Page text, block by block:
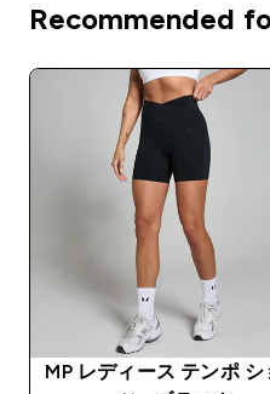
Recommended
MP レディース テンポ シ